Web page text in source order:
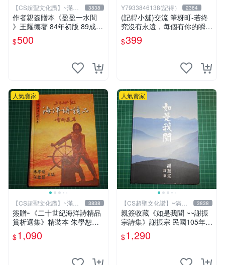
【CS超聖文化讚】~滿千
元送運
3838
作者親簽贈本《盈盈一水間
》王耀德著 84年初版 89成新
【CS超聖文化讚】
$500
Y7933846138(記得） 2384
(記得小舖)交流 筆枒町-若終
究沒有永遠，每個有你的瞬間
都是多一點【限量作者親簽
版】換張景嵐成語蕎辜莞允等
$399
人氣賣家
【CS超聖文化讚】~滿千
元送運
3838
簽贈~《二十世紀海洋詩精品
賞析選集》精裝本 朱學恕等
主編 詩藝文 2002年初版【C
S超聖文化2讚】
$1,090
人氣賣家
【CS超聖文化讚】~滿千
元送運
3838
親簽收藏《如是我聞 ~~謝振
宗詩集》謝振宗 民國105年初
版【CS超聖文化2讚】
$1,290